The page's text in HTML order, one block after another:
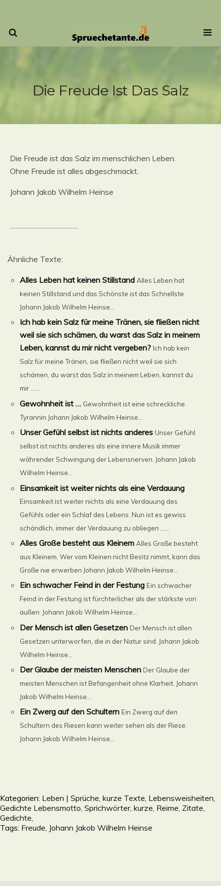
Die Freude Ist Das Salz
Die Freude ist das Salz im menschlichen Leben.
Ohne Freude ist alles abgeschmackt.
Johann Jakob Wilhelm Heinse
..............................................
Ähnliche Texte:
Alles Leben hat keinen Stillstand Alles Leben hat
keinen Stillstand und das Schönste ist das Schnellste.
Johann Jakob Wilhelm Heinse...
Ich hab kein Salz für meine Tränen, sie fließen nicht
weil sie sich schämen, du warst das Salz in meinem
Leben, kannst du mir nicht vergeben? Ich hab kein
Salz für meine Tränen, sie fließen nicht weil sie sich
schämen, du warst das Salz in meinem Leben, kannst du
mir ......
Gewohnheit ist … Gewohnheit ist eine schreckliche
Tyrannin Johann Jakob Wilhelm Heinse...
Unser Gefühl selbst ist nichts anderes Unser Gefühl
selbst ist nichts anderes als eine innere Musik immer
währender Schwingung der Lebensnerven. Johann Jakob
Wilhelm Heinse...
Einsamkeit ist weiter nichts als eine Verdauung
Einsamkeit ist weiter nichts als eine Verdauung des
Gefühls oder ein Schlaf des Lebens. Nun ist es gewiss
schändlich, immer der Verdauung zu obliegen ......
Alles Große besteht aus Kleinem Alles Große besteht
aus Kleinem. Wer vom Kleinen nicht Besitz nimmt, kann das
Große nie erwerben Johann Jakob Wilhelm Heinse...
Ein schwacher Feind in der Festung Ein schwacher
Feind in der Festung ist fürchterlicher als der stärkste von
außen. Johann Jakob Wilhelm Heinse...
Der Mensch ist allen Gesetzen Der Mensch ist allen
Gesetzen unterworfen, die in der Natur sind. Johann Jakob
Wilhelm Heinse...
Der Glaube der meisten Menschen Der Glaube der
meisten Menschen ist Befangenheit ohne Klarheit. Johann
Jakob Wilhelm Heinse...
Ein Zwerg auf den Schultern Ein Zwerg auf den
Schultern des Riesen kann weiter sehen als der Riese.
Johann Jakob Wilhelm Heinse...
Kategorien: Leben | Sprüche, kurze Texte, Lebensweisheiten,
Gedichte Lebensmotto, Sprichwörter, kurze, Reime, Zitate,
Gedichte,
Tags: Freude Johann Jakob Wilhelm Heinse